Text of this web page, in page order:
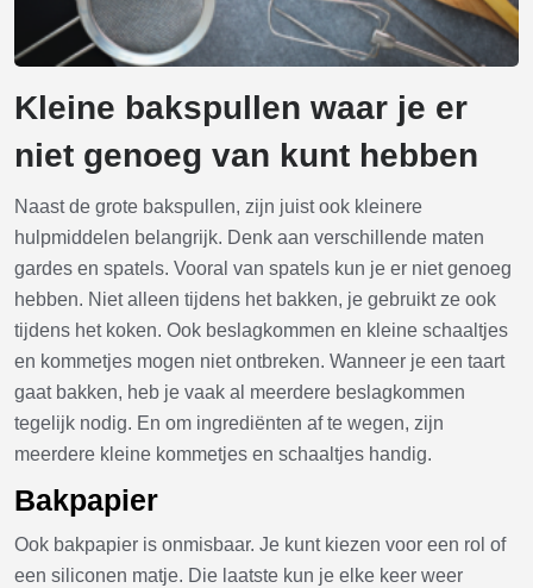
Kleine bakspullen waar je er
niet genoeg van kunt hebben
Naast de grote bakspullen, zijn juist ook kleinere
hulpmiddelen belangrijk. Denk aan verschillende maten
gardes en spatels. Vooral van spatels kun je er niet genoeg
hebben. Niet alleen tijdens het bakken, je gebruikt ze ook
tijdens het koken. Ook beslagkommen en kleine schaaltjes
en kommetjes mogen niet ontbreken. Wanneer je een taart
gaat bakken, heb je vaak al meerdere beslagkommen
tegelijk nodig. En om ingrediënten af te wegen, zijn
meerdere kleine kommetjes en schaaltjes handig.
Bakpapier
Ook bakpapier is onmisbaar. Je kunt kiezen voor een rol of
een siliconen matje. Die laatste kun je elke keer weer